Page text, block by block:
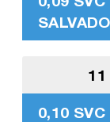
11
0,10